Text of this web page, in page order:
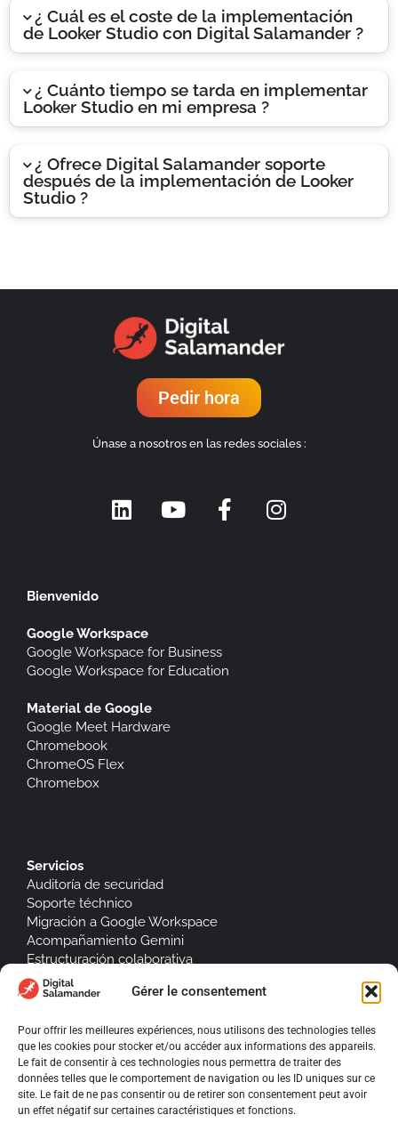
Gérer le consentement
Pour offrir les meilleures expériences, nous utilisons des technologies telles
que les cookies pour stocker et/ou accéder aux informations des appareils.
Le fait de consentir à ces technologies nous permettra de traiter des
données telles que le comportement de navigation ou les ID uniques sur ce
site. Le fait de ne pas consentir ou de retirer son consentement peut avoir
un effet négatif sur certaines caractéristiques et fonctions.
¿ Cuál es el coste de la implementación
de Looker Studio con Digital Salamander ?
¿ Cuánto tiempo se tarda en implementar
Looker Studio en mi empresa ?
¿ Ofrece Digital Salamander soporte
después de la implementación de Looker
Studio ?
Pedir hora
Únase a nosotros en las redes sociales :
Bienvenido
Google Workspace
Google Workspace for Business
Google Workspace for Education
Material de Google
Google Meet Hardware
Chromebook
ChromeOS Flex
Chromebox
Servicios
Auditoría de securidad
Soporte téchnico
Migración a Google Workspace
Acompañamiento Gemini
Estructuración colaborativa
Integraciones de software
Signitic